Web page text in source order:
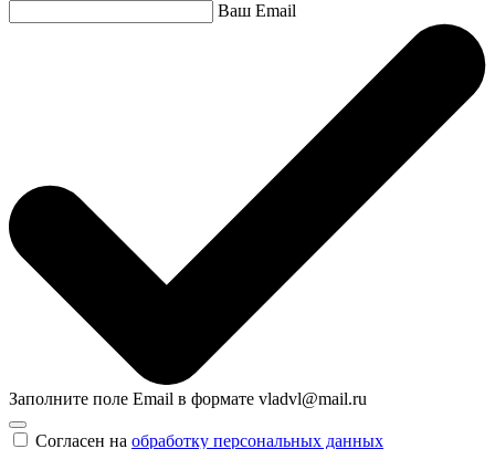
Ваш Email
Заполните поле Email в формате vladvl@mail.ru
Согласен на обработку персональных данных